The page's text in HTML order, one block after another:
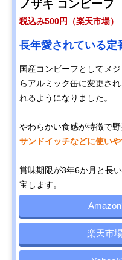
ノザキ コンビーフ
税込み500円（楽天市場）
長年愛されている定
国産コンビーフとしてメ
らアルミック缶に変更さ
れるようになりました。
やわらかい食感が特徴で野
サンドイッチなどに使い
賞味期限が3年6か月と長
宝します。
Amazon
楽天市